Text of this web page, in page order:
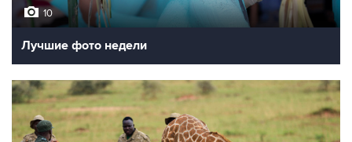
10
Лучшие фото недели